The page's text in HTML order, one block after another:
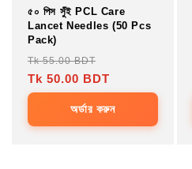
৫০ পিস সুঁই PCL Care
Lancet Needles (50 Pcs
Pack)
Regular
price
Tk 55.00 BDT
price
Tk 50.00 BDT
অর্ডার করুন